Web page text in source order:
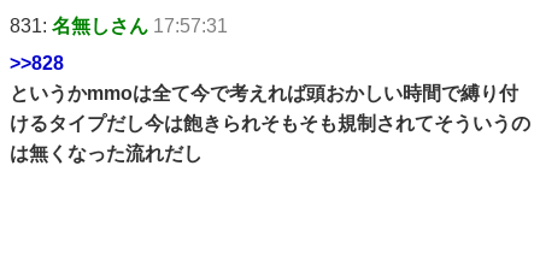
831: 名無しさん 17:57:31
>>828
というかmmoは全て今で考えれば頭おかしい時間で縛り付
けるタイプだし今は飽きられそもそも規制されてそういうの
は無くなった流れだし